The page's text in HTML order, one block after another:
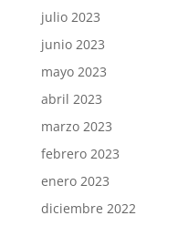
julio 2023
junio 2023
mayo 2023
abril 2023
marzo 2023
febrero 2023
enero 2023
diciembre 2022